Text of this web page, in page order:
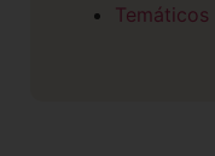
Temáticos